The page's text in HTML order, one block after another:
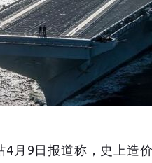
月9日报道称，史上造